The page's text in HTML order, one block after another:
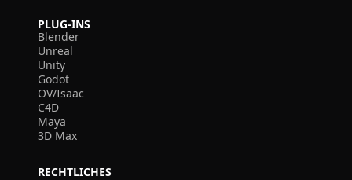
PLUG-INS
Blender
Unreal
Unity
Godot
OV/Isaac
C4D
Maya
3D Max
RECHTLICHES